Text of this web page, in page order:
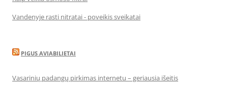
Vandenyje rasti nitratai - poveikis sveikatai
PIGUS AVIABILIETAI
Vasarinių padangų pirkimas internetu – geriausia išeitis